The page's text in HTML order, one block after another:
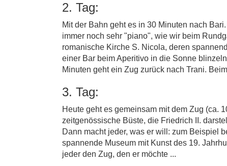
2. Tag:
Mit der Bahn geht es in 30 Minuten nach
immer noch sehr "piano", wie wir beim
romanische Kirche S. Nicola, deren
einer Bar beim Aperitivo in die Sonne
Minuten geht ein Zug zurück nach Trani.
3. Tag:
Heute geht es gemeinsam mit dem Zug (ca.
zeitgenössische Büste, die Friedrich II.
Dann macht jeder, was er will: zum Beispiel
spannende Museum mit Kunst des 19.
jeder den Zug, den er möchte ...